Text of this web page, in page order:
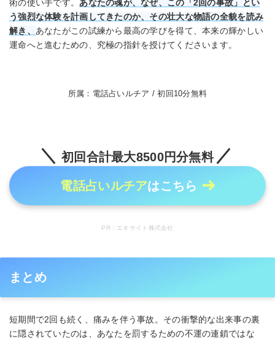
術の使い手です。 あなたの魂が、なぜ、この「2回の事故」とい
う強烈な体験を計画してきたのか、その壮大な物語の全貌を読み
解き、 あなたがこの試練から最高の学びを得て、本来の輝かしい
運命へと進むための、究極の指針を授けてくださいます。
所属：電話占いルチア / 初回10分無料
初回合計最大8500円分無料
電話占いルチアはこちら
PR：エキサイト株式会社
まとめ
短期間で2回も続く、痛みを伴う事故。その衝撃的な出来事の裏
に隠されていたのは、あなたを罰するための不運の連鎖ではな